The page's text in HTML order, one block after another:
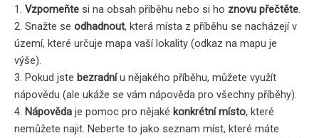
1. Vzpomeňte si na obsah příběhu nebo si ho znovu přečtěte.
2. Snažte se odhadnout, která místa z příběhu se nacházejí v
území, které určuje mapa vaší lokality (odkaz na mapu je
výše).
3. Pokud jste bezradníu nějakého příběhu, můžete využít
nápovědu (ale ukáže se vám nápověda pro všechny příběhy).
4. Nápověda je pomoc pro nějaké konkrétní místo, které
nemůžete najit. Neberte to jako seznam míst, které máte